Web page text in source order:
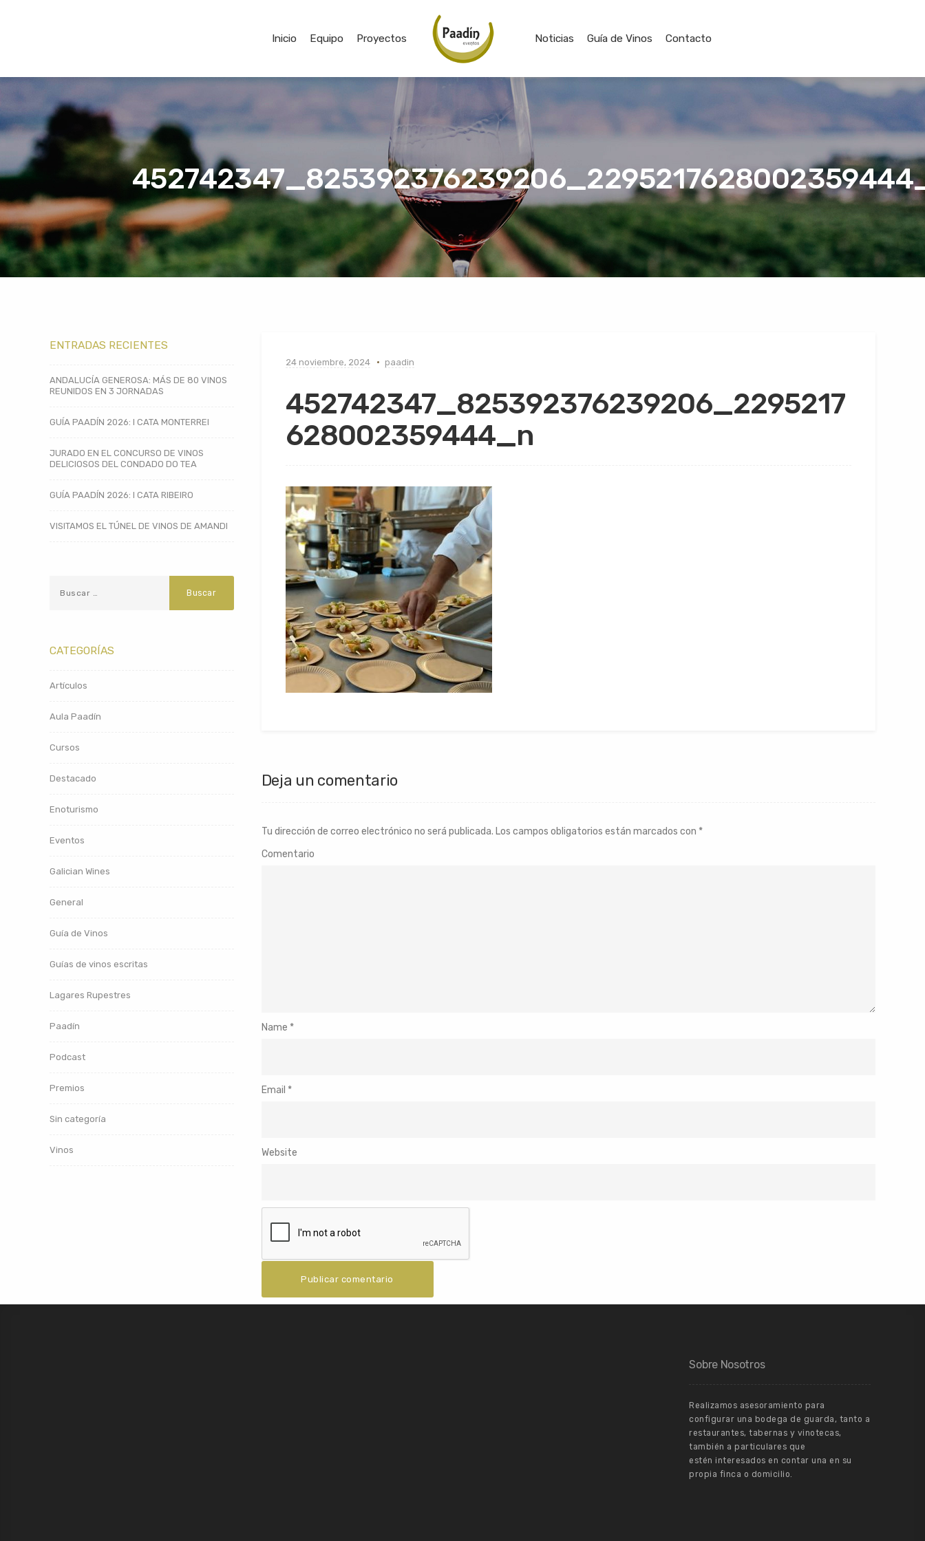
Inicio Equipo Proyectos Noticias Guía de Vinos Contacto
24 noviembre, 2024 paadin
452742347_825392376239206_2295217
628002359444_n
Deja un comentario
Tu dirección de correo electrónico no será publicada. Los campos obligatorios están marcados con *
Comentario
Name *
Email *
Website
ENTRADAS RECIENTES
ANDALUCÍA GENEROSA: MÁS DE 80 VINOS
REUNIDOS EN 3 JORNADAS
GUÍA PAADÍN 2026: I CATA MONTERREI
JURADO EN EL CONCURSO DE VINOS
DELICIOSOS DEL CONDADO DO TEA
GUÍA PAADÍN 2026: I CATA RIBEIRO
VISITAMOS EL TÚNEL DE VINOS DE AMANDI
CATEGORÍAS
Artículos
Aula Paadín
Cursos
Destacado
Enoturismo
Eventos
Galician Wines
General
Guía de Vinos
Guías de vinos escritas
Lagares Rupestres
Paadín
Podcast
Premios
Sin categoría
Vinos
Sobre Nosotros
Realizamos asesoramiento para
configurar una bodega de guarda, tanto a
restaurantes, tabernas y vinotecas,
también a particulares que
estén interesados en contar una en su
propia finca o domicilio.